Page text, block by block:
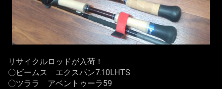
リサイクルロッドが入荷！
〇ビームス エクスパン7.10LHTS
〇ツララ アベントゥーラ59